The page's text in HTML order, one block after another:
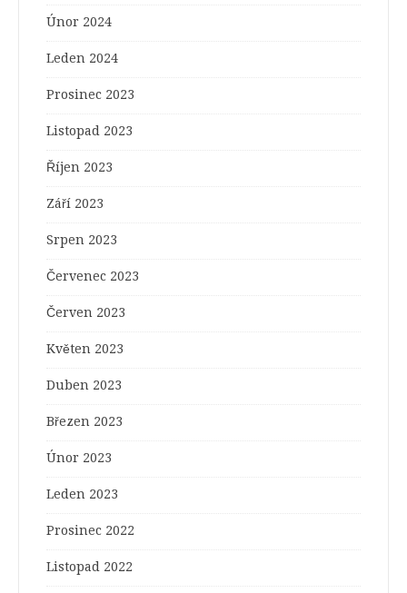
Únor 2024
Leden 2024
Prosinec 2023
Listopad 2023
Říjen 2023
Září 2023
Srpen 2023
Červenec 2023
Červen 2023
Květen 2023
Duben 2023
Březen 2023
Únor 2023
Leden 2023
Prosinec 2022
Listopad 2022